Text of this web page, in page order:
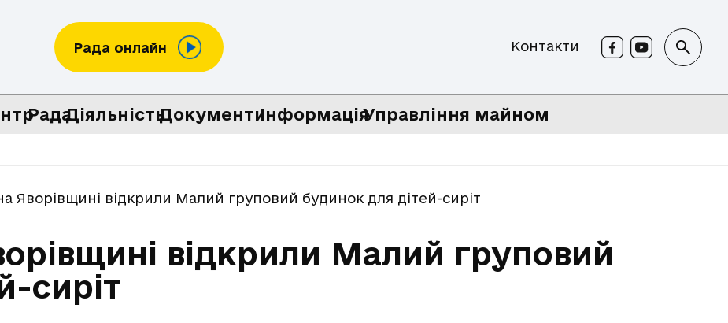
Рада онлайн Контакти
РадаДіяльністьДокументиІнформаціяУправління майном
Яворівщині відкрили Малий груповий будинок для дітей-сиріт
відкрили Малий груповий
сиріт